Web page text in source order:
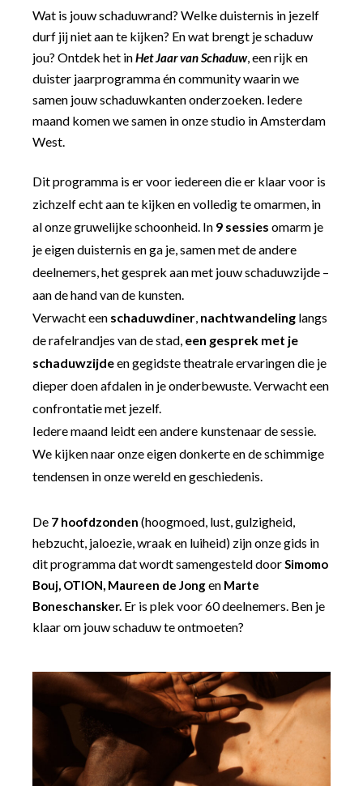
Wat is jouw schaduwrand? Welke duisternis in jezelf
durf jij niet aan te kijken? En wat brengt je schaduw
jou? Ontdek het inHet Jaar van Schaduw, een rijk en
duister jaarprogramma én community waarin we
samen jouw schaduwkanten onderzoeken. Iedere
maand komen we samen in onze studio in Amsterdam
West.
Dit programma is er voor iedereen die er klaar voor is
zichzelf echt aan te kijken en volledig te omarmen, in
al onze gruwelijke schoonheid. In 9 sessies omarm je
je eigen duisternis en ga je, samen met de andere
deelnemers, het gesprek aan met jouw schaduwzijde –
aan de hand van de kunsten.
Verwacht een schaduwdiner, nachtwandeling langs
de rafelrandjes van de stad, een gesprek met je
schaduwzijdeen gegidste theatrale ervaringen die je
dieper doen afdalen in je onderbewuste. Verwacht een
confrontatie met jezelf.
Iedere maand leidt een andere kunstenaar de sessie.
We kijken naar onze eigen donkerte en de schimmige
tendensen in onze wereld en geschiedenis.
De 7 hoofdzonden (hoogmoed, lust, gulzigheid,
hebzucht, jaloezie, wraak en luiheid) zijn onze gids in
dit programma dat wordt samengesteld doorSimomo
Bouj, OTION, Maureen de Jongen Marte
Boneschansker. Er is plek voor 60 deelnemers. Ben je
klaar om jouw schaduw te ontmoeten?